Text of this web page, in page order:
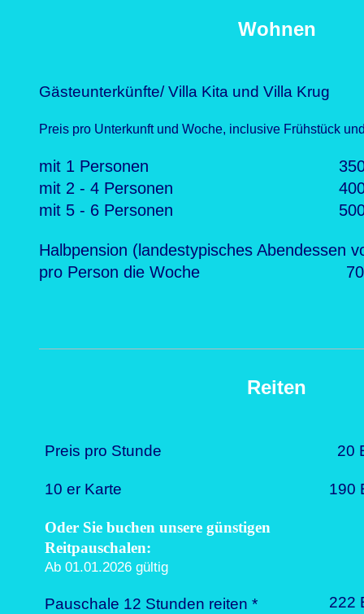
Wohnen
Gästeunterkünfte/ Villa Kita und Villa Krug
Preis pro Unterkunft und Woche, inclusive Frühstück
mit 1 Personen 350
mit 2 - 4 Personen 400
mit 5 - 6 Personen 500
Halbpension (landestypisches Abendessen
pro Person die Woche 70
Reiten
Preis pro Stunde 20
10 er Karte 190
Oder Sie buchen unsere günstigen
Reitpauschalen:
Ab 01.01.2026 gültig
Pauschale 12 Stunden reiten *
222